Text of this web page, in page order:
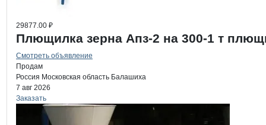
29877.00 ₽
Плющилка зерна Апз-2 на 300-1 т
Смотреть объявление
Продам
Россия Московская область Балашиха
7 авг 2026
Заказать